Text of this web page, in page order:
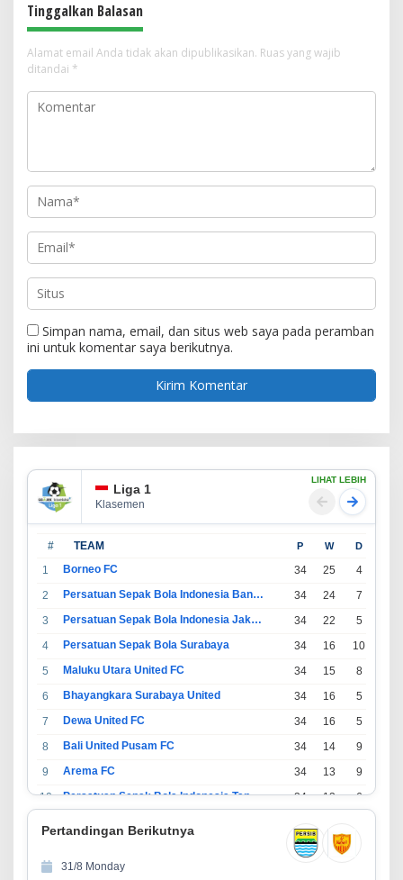
Tinggalkan Balasan
Alamat email Anda tidak akan dipublikasikan. Ruas yang wajib
ditandai *
Simpan nama, email, dan situs web saya pada peramban
ini untuk komentar saya berikutnya.
Liga 1
Klasemen
LIHAT LEBIH
# TEAM P W D
1 Borneo FC 34 25 4
2
Persatuan Sepak Bola Indonesia Bandung 34 24 7
3
Persatuan Sepak Bola Indonesia Jakarta 34 22 5
4
Persatuan Sepak Bola Surabaya 34 16 10
5
Maluku Utara United FC 34 15 8
6
Bhayangkara Surabaya United 34 16 5
7
Dewa United FC 34 16 5
8
Bali United Pusam FC 34 14 9
9
Arema FC 34 13 9
10
Persatuan Sepak Bola Indonesia Tangerang 34 13 6
34 11
13
Pertandingan Berikutnya
31/8 Monday